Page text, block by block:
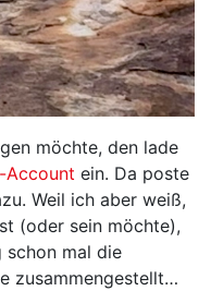
möchte, den lade
Account ein. Da poste
Weil ich aber weiß,
(oder sein möchte),
schon mal die
zusammengestellt…